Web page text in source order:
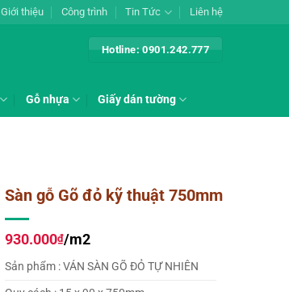
Giới thiệu Công trình Tin Tức Liên hệ
Hotline: 0901.242.777
Gỗ nhựa Giấy dán tường
Sàn gỗ Gõ đỏ kỹ thuật 750mm
930.000₫/m2
Sản phẩm : VÁN SÀN GÕ ĐỎ TỰ NHIÊN